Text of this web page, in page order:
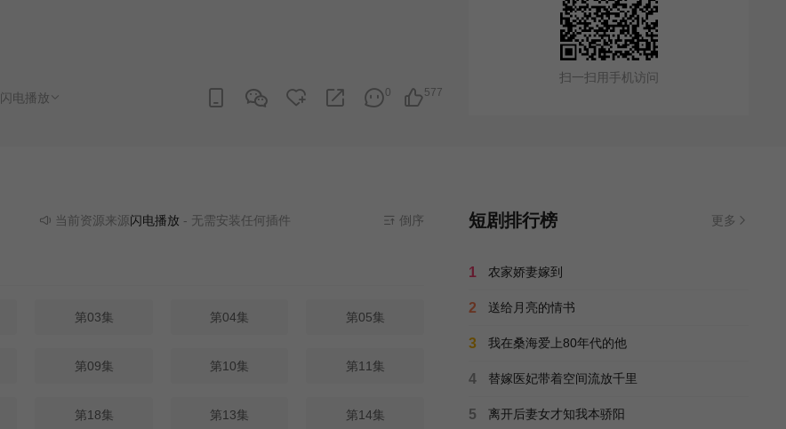
577
0
闪电播放
扫一扫用手机访问
当前资源来源闪电播放- 无需安装任何插件 倒序
第03集 第04集 第05集
第09集 第10集 第11集
第18集 第13集 第14集
短剧排行榜 更多
1 农家娇妻嫁到
2 送给月亮的情书
3 我在桑海爱上80年代的他
4 替嫁医妃带着空间流放千里
5 离开后妻女才知我本骄阳